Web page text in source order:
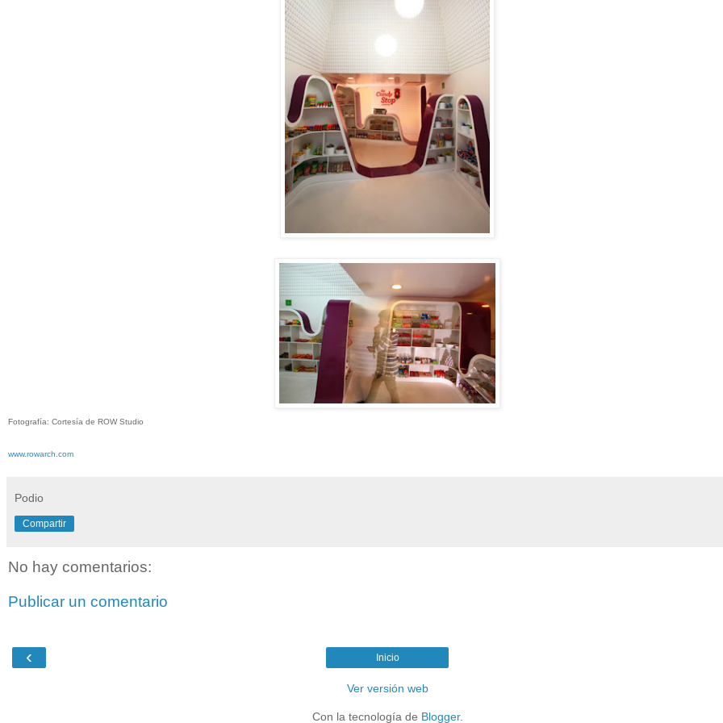
Fotografía: Cortesía de ROW Studio
www.rowarch.com
Podio
Compartir
No hay comentarios:
Publicar un comentario
‹ Inicio
Ver versión web
Con la tecnología de Blogger.